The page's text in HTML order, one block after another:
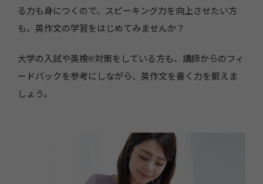
る力も身につくので、スピーキング力を向上させたい方
も、英作文の学習をはじめてみませんか？
大学の入試や英検®対策をしている方も、講師からのフィ
ードバックを参考にしながら、英作文を書く力を鍛えま
しょう。